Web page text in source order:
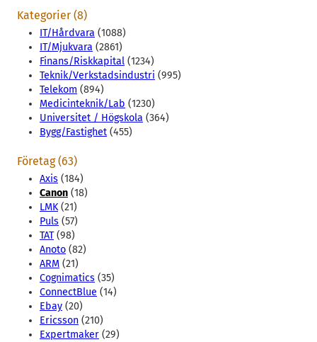
Kategorier (8)
IT/Hårdvara (1088)
IT/Mjukvara (2861)
Finans/Riskkapital (1234)
Teknik/Verkstadsindustri (995)
Telekom (894)
Medicinteknik/Lab (1230)
Universitet / Högskola (364)
Bygg/Fastighet (455)
Företag (63)
Axis (184)
Canon (18)
LMK(21)
Puls (57)
TAT(98)
Anoto (82)
ARM (21)
Cognimatics (35)
ConnectBlue (14)
Ebay (20)
Ericsson (210)
Expertmaker (29)